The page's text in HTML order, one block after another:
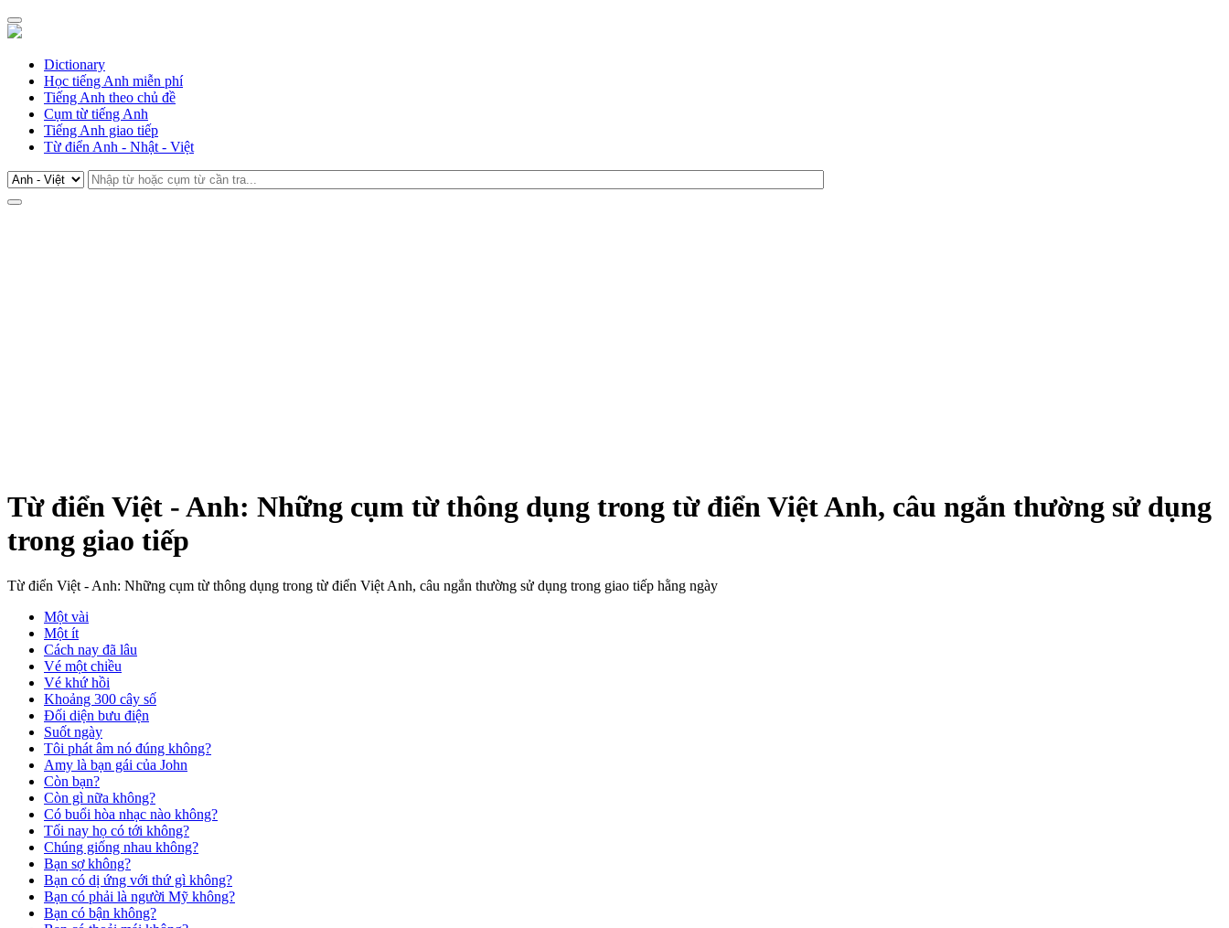
Dictionary
Học tiếng Anh miễn phí
Tiếng Anh theo chủ đề
Cụm từ tiếng Anh
Tiếng Anh giao tiếp
Từ điển Anh - Nhật - Việt
Từ điển Việt - Anh: Những cụm từ thông dụng trong từ điển Việt Anh, câu ngắn thường sử dụng
trong giao tiếp
Từ điển Việt - Anh: Những cụm từ thông dụng trong từ điển Việt Anh, câu ngắn thường sử dụng trong giao tiếp hằng ngày
Một vài
Một ít
Cách nay đã lâu
Vé một chiều
Vé khứ hồi
Khoảng 300 cây số
Đối diện bưu điện
Suốt ngày
Tôi phát âm nó đúng không?
Amy là bạn gái của John
Còn bạn?
Còn gì nữa không?
Có buổi hòa nhạc nào không?
Tối nay họ có tới không?
Chúng giống nhau không?
Bạn sợ không?
Bạn có dị ứng với thứ gì không?
Bạn có phải là người Mỹ không?
Bạn có bận không?